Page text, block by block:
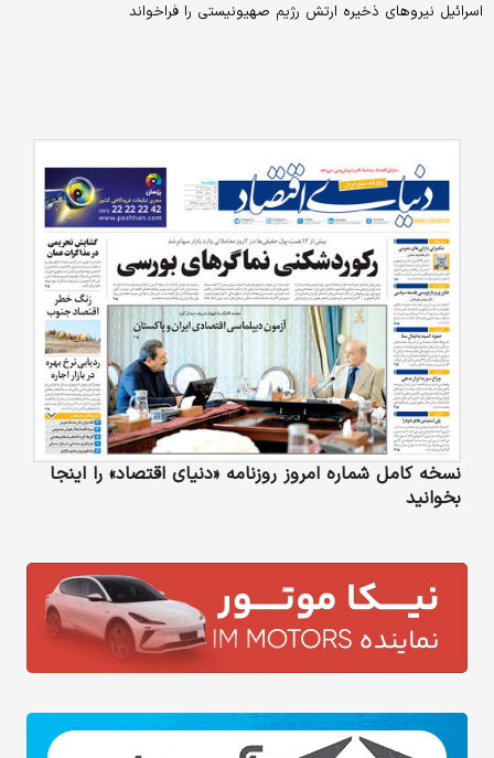
اسرائیل نیروهای ذخیره ارتش رژیم صهیونیستی را فراخواند
نسخه کامل شماره امروز روزنامه «دنیای‌ اقتصاد» را اینجا
بخوانید